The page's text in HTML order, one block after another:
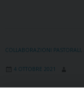
COLLABORAZIONI PASTORALI
4 OTTOBRE 2021